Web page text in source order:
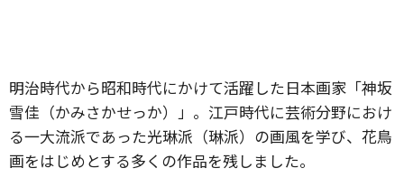
明治時代から昭和時代にかけて活躍した日本画家「神坂
雪佳（かみさかせっか）」。江戸時代に芸術分野におけ
る一大流派であった光琳派（琳派）の画風を学び、花鳥
画をはじめとする多くの作品を残しました。